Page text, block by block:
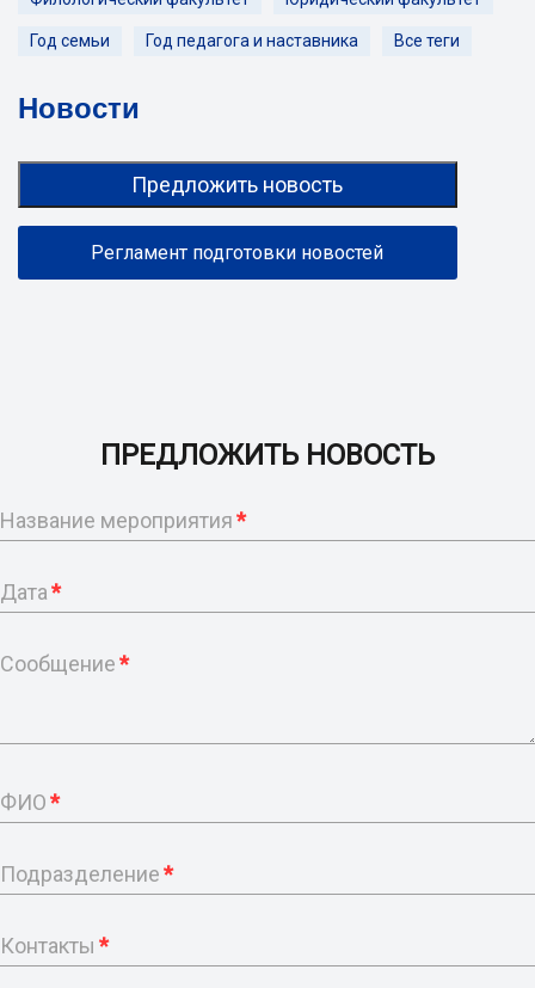
Год семьи Год педагога и наставника Все теги
Новости
Предложить новость
Регламент подготовки новостей
ПРЕДЛОЖИТЬ НОВОСТЬ
Название мероприятия*
Дата*
Сообщение*
ФИО*
Подразделение*
Контакты *